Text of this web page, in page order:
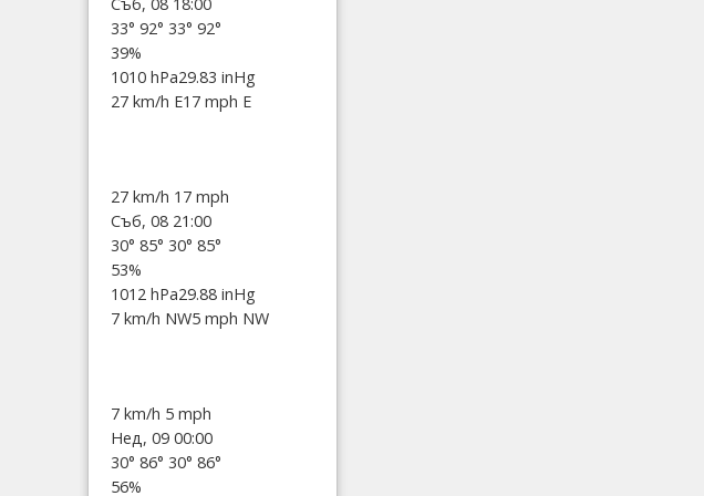
Съб, 08 18:00
33° 92° 33° 92°
39%
1010 hPa29.83 inHg
27 km/h E17 mph E
27 km/h 17 mph
Съб, 08 21:00
30° 85° 30° 85°
53%
1012 hPa29.88 inHg
7 km/h NW5 mph NW
7 km/h 5 mph
Нед, 09 00:00
30° 86° 30° 86°
56%